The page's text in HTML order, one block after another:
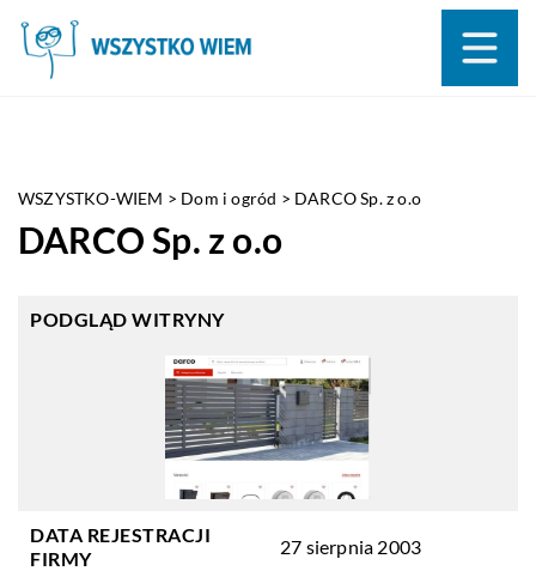
WSZYSTKO-WIEM > Dom i ogród > DARCO Sp. z o.o
DARCO Sp. z o.o
PODGLĄD WITRYNY
DATA REJESTRACJI
FIRMY
27 sierpnia 2003